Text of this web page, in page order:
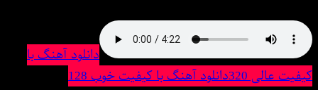
دانلود آهنگ با
کیفیت عالی 320
دانلود آهنگ با کیفیت خوب 128